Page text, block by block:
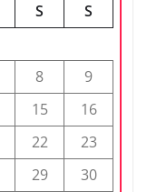
S
S
8
9
15
16
22
23
29
30